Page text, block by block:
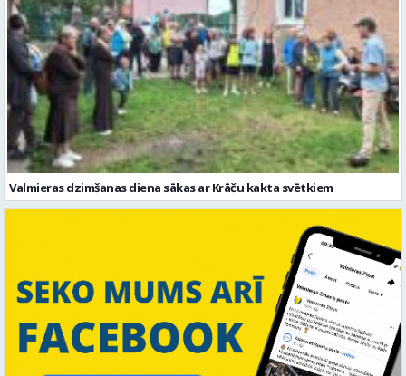
Valmieras dzimšanas diena sākas ar Krāču kakta svētkiem